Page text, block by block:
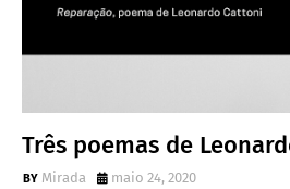
Três poemas de
Mirada
maio 24, 2020